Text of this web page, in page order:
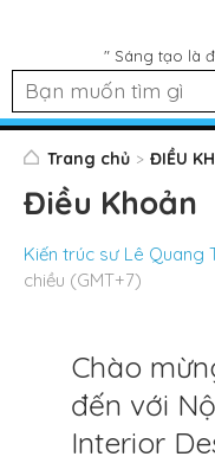
" Sáng tạo là
Trang chủ ĐIỀU
Điều Khoản
Kiến trúc sư Lê Quang
chiều (GMT+7)
Chào
đến với
Interior